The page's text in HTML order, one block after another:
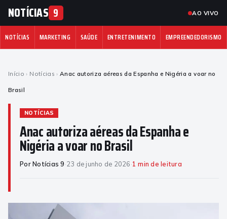
NOTÍCIAS 9 AO VIVO
NOTÍCIAS MARKETING SAÚDE ENTRETENIMENTO EMPREENDEDORISMO
Início › Notícias › Anac autoriza aéreas da Espanha e Nigéria a voar no
Brasil
NOTÍCIAS
Anac autoriza aéreas da Espanha e
Nigéria a voar no Brasil
Por Notícias 9·23 de junho de 2026·1 min de leitura